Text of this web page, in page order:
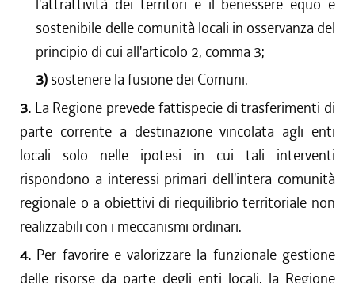
l'attrattività dei territori e il benessere equo e
sostenibile delle comunità locali in osservanza del
principio di cui all'articolo 2, comma 3;
3) sostenere la fusione dei Comuni.
3. La Regione prevede fattispecie di trasferimenti di
parte corrente a destinazione vincolata agli enti
locali solo nelle ipotesi in cui tali interventi
rispondono a interessi primari dell'intera comunità
regionale o a obiettivi di riequilibrio territoriale non
realizzabili con i meccanismi ordinari.
4. Per favorire e valorizzare la funzionale gestione
delle risorse da parte degli enti locali, la Regione